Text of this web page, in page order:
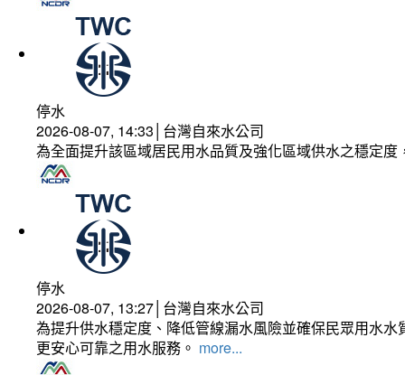
停水
2026-08-07, 14:33│台灣自來水公司
為全面提升該區域居民用水品質及強化區域供水之穩定
停水
2026-08-07, 13:27│台灣自來水公司
為提升供水穩定度、降低管線漏水風險並確保民眾用水
更安心可靠之用水服務。 more...